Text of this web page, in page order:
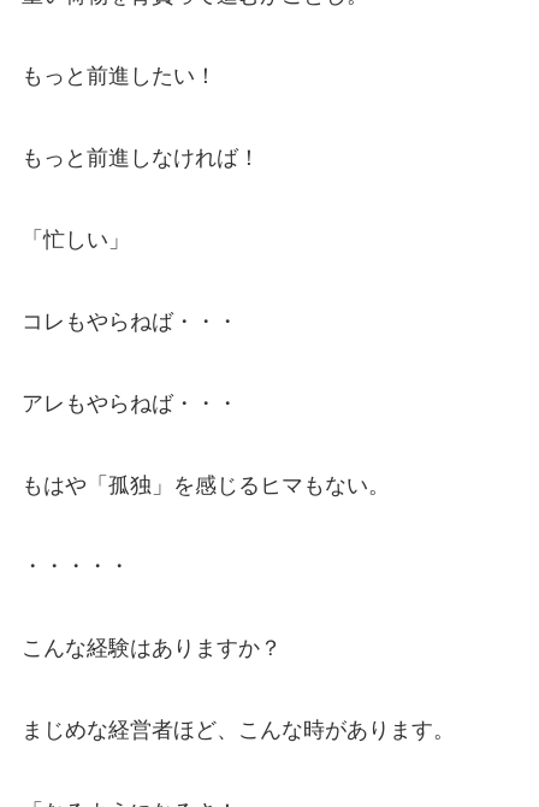
もっと前進したい！
もっと前進しなければ！
「忙しい」
コレもやらねば・・・
アレもやらねば・・・
もはや「孤独」を感じるヒマもない。
・・・・・
こんな経験はありますか？
まじめな経営者ほど、こんな時があります。